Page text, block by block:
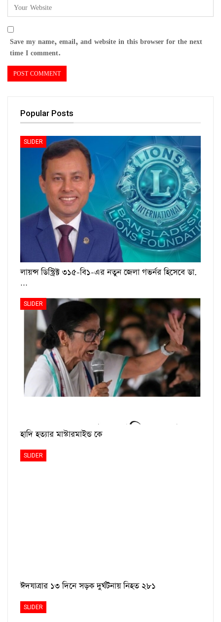
Save my name, email, and website in this browser for the next
time I comment.
Popular Posts
SLIDER
লায়ন্স ডিস্ট্রিক্ট ৩১৫-বি১-এর নতুন জেলা গভর্নর হিসেবে ডা.
…
SLIDER
হাদি হত্যার মাস্টারমাইন্ড কে
SLIDER
ঈদযাত্রার ১৩ দিনে সড়ক দুর্ঘটনায় নিহত ২৮১
SLIDER